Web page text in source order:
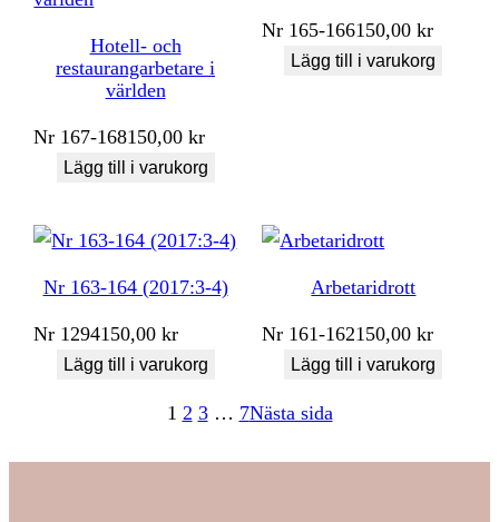
Hotell- och
restaurangarbetare i
världen
Nr 167-168150,00kr
Lägg till i varukorg
Nr 165-166150,00kr
Lägg till i varukorg
Nr 163-164 (2017:3-4)
Nr 1294150,00kr
Lägg till i varukorg
Arbetaridrott
Nr 161-162150,00kr
Lägg till i varukorg
1 2 3 … 7Nästa sida